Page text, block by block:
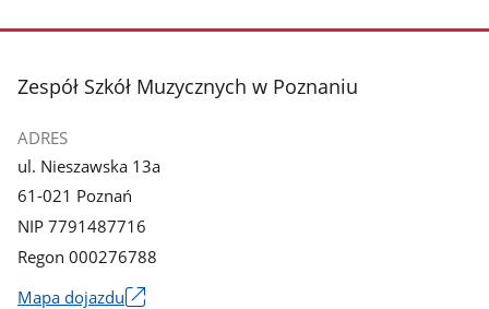
stopka
Zespół Szkół Muzycznych w Poznaniu
ADRES
ul. Nieszawska 13a
61-021 Poznań
NIP 7791487716
Regon 000276788
Mapa dojazdu